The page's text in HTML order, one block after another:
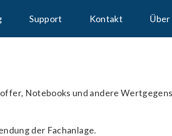
Support Kontakt Über
Notebooks und andere
der Fachanlage.